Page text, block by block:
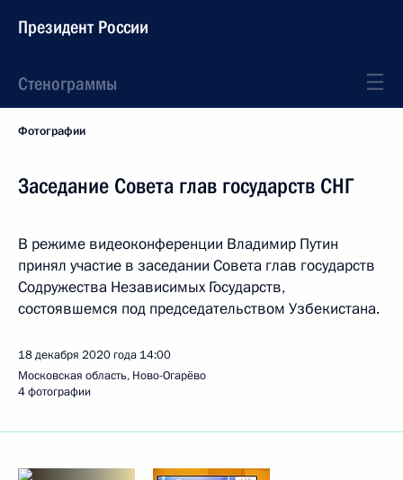
Президент России
Стенограммы
Фотографии
Заседание Совета глав государств СНГ
В режиме видеоконференции Владимир Путин
принял участие в заседании Совета глав государств
Содружества Независимых Государств,
состоявшемся под председательством Узбекистана.
18 декабря 2020 года 14:00
Московская область, Ново-Огарёво
4 фотографии